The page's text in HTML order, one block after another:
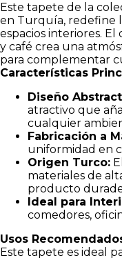
Este tapete de la
en Turquía, redefine
espacios interiores.
y café crea una
para complementar
Características
Diseño
atractivo que
cualquier
Fabricación a
uniformidad en
Origen Turco:
materiales de
producto
Ideal para
comedores,
Usos
Este tapete es ideal